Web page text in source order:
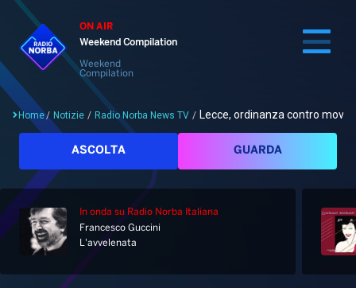
ON AIR
Weekend Compilation
Weekend
Compilation
Cerca
Home
Home/ Notizie / Radio Norba News TV / Lecce, ordinanza contro
ASCOLTA GUARDA
In onda su Radio Norba Italiana
Francesco Guccini
L'avvelenata